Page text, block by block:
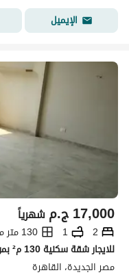
الإيميل
ج.م17,000 شهرياً
2
1
130 متر مربع
مصر الجديدة، القاهرة